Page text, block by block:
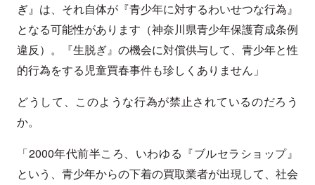
ぎ』は、それ自体が『青少年に対するわいせつな行為』
となる可能性があります（神奈川県青少年保護育成条例
違反）。『生脱ぎ』の機会に対償供与して、青少年と性
的行為をする児童買春事件も珍しくありません」
どうして、このような行為が禁止されているのだろう
か。
「2000年代前半ころ、いわゆる『ブルセラショップ』
という、青少年からの下着の買取業者が出現して、社会